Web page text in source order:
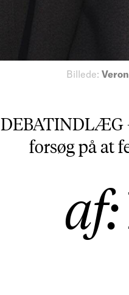
Billede:
DEBATINDLÆG
forsøg på at
af: